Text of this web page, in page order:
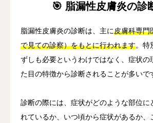
🎯 脂漏性皮膚炎の診
脂漏性皮膚炎の診断は、主に皮膚科専門
で見ての診察）をもとに行われます。特
ずしも必要というわけではなく、症状の
た目の特徴から診断されることが多いで
診断の際には、症状がどのような部位に
れているか、いつ頃から症状があるか、